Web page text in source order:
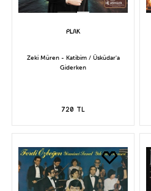
Zeki Müren - Katibim / Üsküdar'a
Giderken
720 TL